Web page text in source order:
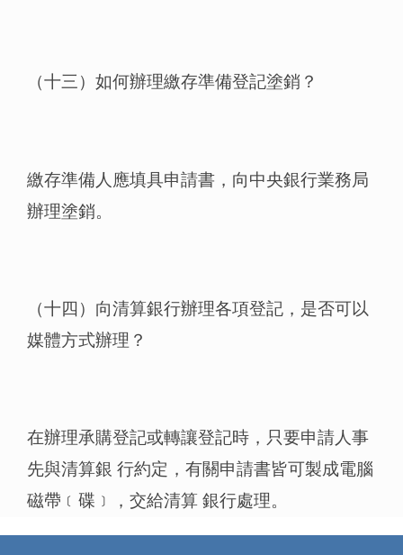
（十三）如何辦理繳存準備登記塗銷？
繳存準備人應填具申請書，向中央銀行業務局
辦理塗銷。
（十四）向清算銀行辦理各項登記，是否可以
媒體方式辦理？
在辦理承購登記或轉讓登記時，只要申請人事
先與清算銀 行約定，有關申請書皆可製成電腦
磁帶﹝碟﹞，交給清算 銀行處理。